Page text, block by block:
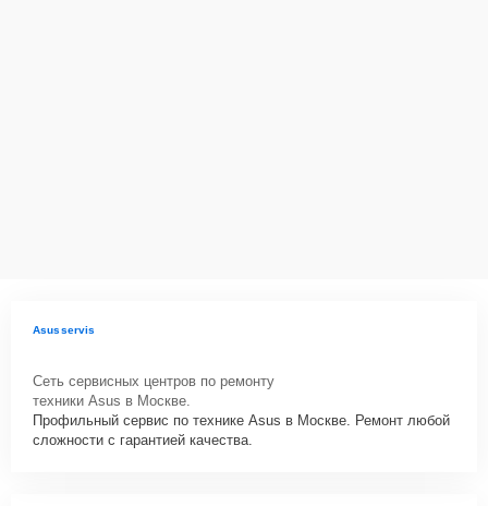
Asusservis
Сеть сервисных центров по ремонту
техники Asus в Москве.
Профильный сервис по технике Asus в Москве. Ремонт любой
сложности с гарантией качества.